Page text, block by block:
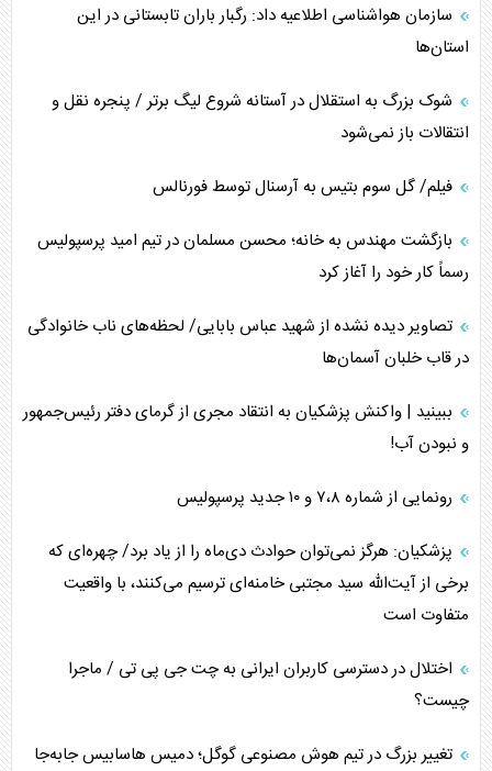
سازمان هواشناسی اطلاعیه داد: رگبار باران تابستانی در این
استان‌ها
شوک بزرگ به استقلال در آستانه شروع لیگ برتر / پنجره نقل و
انتقالات باز نمی‌شود
فیلم/ گل سوم بتیس به آرسنال توسط فورنالس
بازگشت مهندس به خانه؛ محسن مسلمان در تیم امید پرسپولیس
رسماً کار خود را آغاز کرد
تصاویر دیده نشده از شهید عباس بابایی/ لحظه‌های ناب خانوادگی
در قاب خلبان آسمان‌ها
ببینید | واکنش پزشکیان به انتقاد مجری از گرمای دفتر رئیس‌جمهور
و نبودن آب!
رونمایی از شماره ۷،۸ و ۱۰ جدید پرسپولیس
پزشکیان: هرگز نمی‌توان حوادث دی‌ماه را از یاد برد/ چهره‌ای که
برخی از آیت‌الله سید مجتبی خامنه‌ای ترسیم می‌کنند، با واقعیت
متفاوت است
اختلال در دسترسی کاربران ایرانی به چت جی پی تی / ماجرا
چیست؟
تغییر بزرگ در تیم هوش مصنوعی گوگل؛ دمیس هاسابیس جابه‌جا